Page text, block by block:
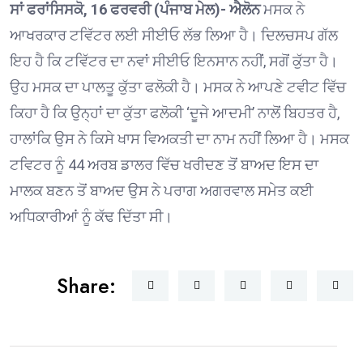
ਸਾਂ ਫਰਾਂਸਿਸਕੋ, 16 ਫਰਵਰੀ (ਪੰਜਾਬ ਮੇਲ)- ਐਲੋਨਮਸਕ ਨੇ
ਆਖਰਕਾਰ ਟਵਿੱਟਰ ਲਈ ਸੀਈਓ ਲੱਭ ਲਿਆ ਹੈ। ਦਿਲਚਸਪ ਗੱਲ
ਇਹ ਹੈ ਕਿ ਟਵਿੱਟਰ ਦਾ ਨਵਾਂ ਸੀਈਓ ਇਨਸਾਨ ਨਹੀਂ, ਸਗੋਂ ਕੁੱਤਾ ਹੈ।
ਉਹ ਮਸਕ ਦਾ ਪਾਲਤੂ ਕੁੱਤਾ ਫਲੋਕੀ ਹੈ। ਮਸਕ ਨੇ ਆਪਣੇ ਟਵੀਟ ਵਿੱਚ
ਕਿਹਾ ਹੈ ਕਿ ਉਨ੍ਹਾਂ ਦਾ ਕੁੱਤਾ ਫਲੋਕੀ ‘ਦੂਜੇ ਆਦਮੀ’ ਨਾਲੋਂ ਬਿਹਤਰ ਹੈ,
ਹਾਲਾਂਕਿ ਉਸ ਨੇ ਕਿਸੇ ਖਾਸ ਵਿਅਕਤੀ ਦਾ ਨਾਮ ਨਹੀਂ ਲਿਆ ਹੈ। ਮਸਕ
ਟਵਿਟਰ ਨੂੰ 44 ਅਰਬ ਡਾਲਰ ਵਿੱਚ ਖਰੀਦਣ ਤੋਂ ਬਾਅਦ ਇਸ ਦਾ
ਮਾਲਕ ਬਣਨ ਤੋਂ ਬਾਅਦ ਉਸ ਨੇ ਪਰਾਗ ਅਗਰਵਾਲ ਸਮੇਤ ਕਈ
ਅਧਿਕਾਰੀਆਂ ਨੂੰ ਕੱਢ ਦਿੱਤਾ ਸੀ।
Share: